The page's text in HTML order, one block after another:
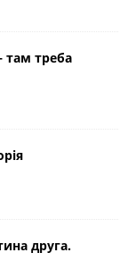
там треба
друга.